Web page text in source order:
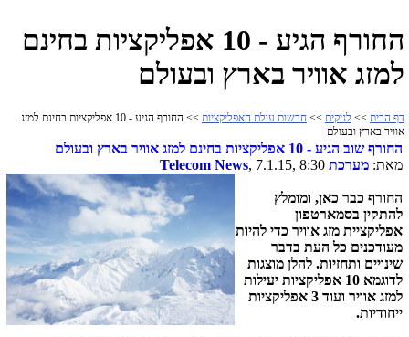
החורף הגיע - 10 אפליקציות בחינם
למזג אוויר בארץ ובעולם
דף הבית >> לגיקים >> חדשות עולם האפליקציות
>> החורף הגיע - 10 אפליקציות בחינם למזג
אוויר בארץ ובעולם
החורף שוב הגיע - 10 אפליקציות בחינם למזג אוויר בארץ ובעולם
מאת: מערכת Telecom News, 7.1.15, 8:30
החורף כבר כאן, ומומלץ
להתקין בסמארטפון
אפליקציית מזג אוויר כדי להיות
מעודכנים כל העת בדבר
שינויים ותחזיות. להלן מוצגות
לדוגמא 10 אפליקציות יעילות
למזג אוויר ועוד 3 אפליקציות
ייחודיות.